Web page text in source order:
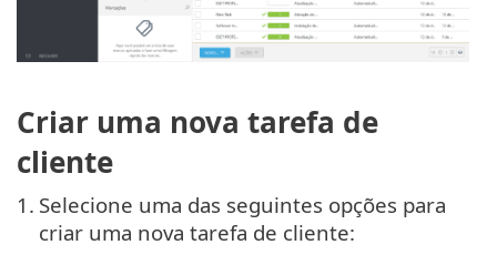
Criar uma nova tarefa de
cliente
1. Selecione uma das seguintes opções para
criar uma nova tarefa de cliente: